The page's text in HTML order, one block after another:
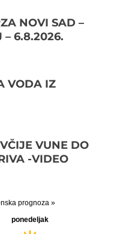
NOVI SAD –
– 6.8.2026.
VODA IZ
VUNE DO
-VIDEO